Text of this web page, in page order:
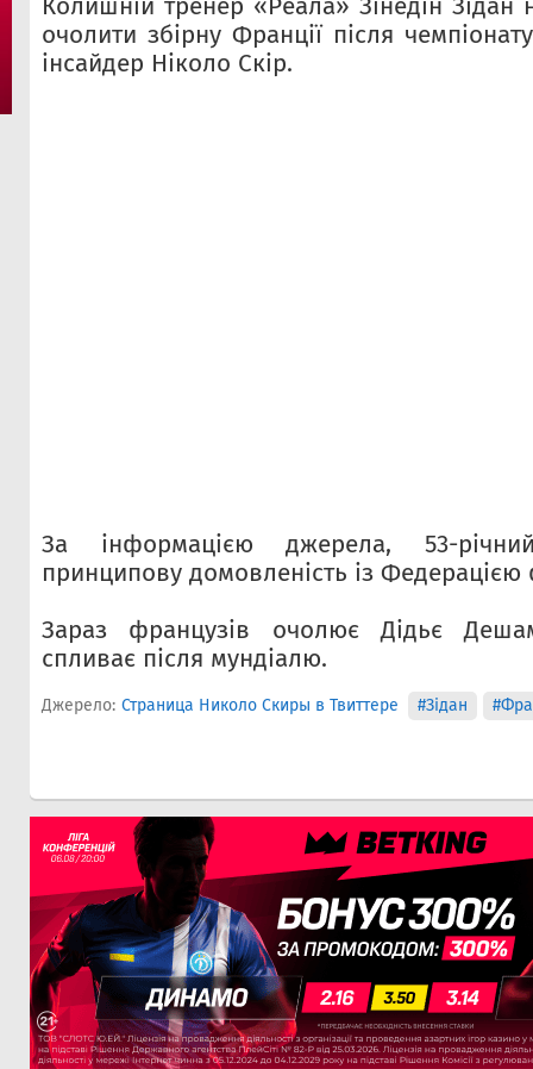
Колишній тренер «Реала» Зінедін
очолити збірну Франції після
інсайдер Ніколо Скір.
За інформацією джерела, 53-
принципову домовленість із Федерацією
Зараз французів очолює Дідьє
спливає після мундіалю.
Джерело: Страница Николо Скиры в Твиттере #Зiдан